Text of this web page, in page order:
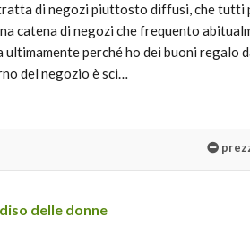
di negozi piuttosto diffusi, che tutti
catena di negozi che frequento
ultimamente perché ho dei buoni regalo
del negozio è sci…
delle donne